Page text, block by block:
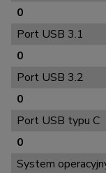
0
Port USB 3.1
0
Port USB 3.2
0
Port USB typu C
0
System